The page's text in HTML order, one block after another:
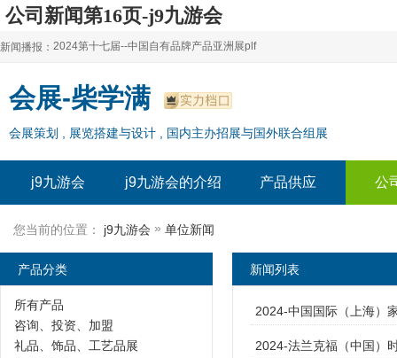
公司新闻第16页-j9九游会
新闻播报：
2024上海自有品牌展--百货展|食品展 零售展|oem展
2024全球自有--品牌产品亚洲展（plf）
2024上海自有品牌展--2024上海oem 贴牌代加工展
2024第十七届--中国自有品牌产品亚洲展plf
2024全球自有--品牌产品亚洲展（plf）
2024年上海--第17届自有品牌展
会展-柴学满
会展策划 , 展览搭建与设计 , 国内主办招展与国外联合组展
j9九游会 j9九游会的介绍 产品供应 公
您当前的位置： j9九游会 » 单位新闻
新闻列表
2024-中国国际（上海）
2024-法兰克福（中国）
产品分类
所有产品
咨询、投资、加盟
礼品、饰品、工艺品展